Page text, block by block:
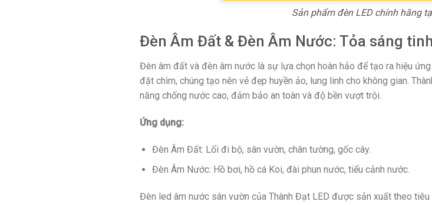
Sản phẩm đèn LED chính hãng
Đèn Âm Đất & Đèn Âm Nước: Tỏa sáng
Đèn âm đất và đèn âm nước là sự lựa chọn hoàn hảo để tạo ra hiệu
đặt chìm, chúng tạo nên vẻ đẹp huyền ảo, lung linh cho không gian.
năng chống nước cao, đảm bảo an toàn và độ bền vượt trội.
Ứng dụng:
Đèn Âm Đất: Lối đi bộ, sân vườn, chân tường, gốc cây.
Đèn Âm Nước: Hồ bơi, hồ cá Koi, đài phun nước, tiểu cảnh nước.
Đèn led âm nước sân vườn của Thành Đạt LED được sản xuất theo